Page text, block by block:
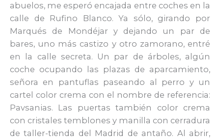
abuelos, me esperó encajada entre coches en la
calle de Rufino Blanco. Ya sólo, girando por
Marqués de Mondéjar y dejando un par de
bares, uno más castizo y otro zamorano, entré
en la calle secreta. Un par de árboles, algún
coche ocupando las plazas de aparcamiento,
señora en pantuflas paseando al perro y un
cartel color crema con el nombre de referencia:
Pavsanias. Las puertas también color crema
con cristales temblones y manilla con cerradura
de taller-tienda del Madrid de antaño. Al abrir,